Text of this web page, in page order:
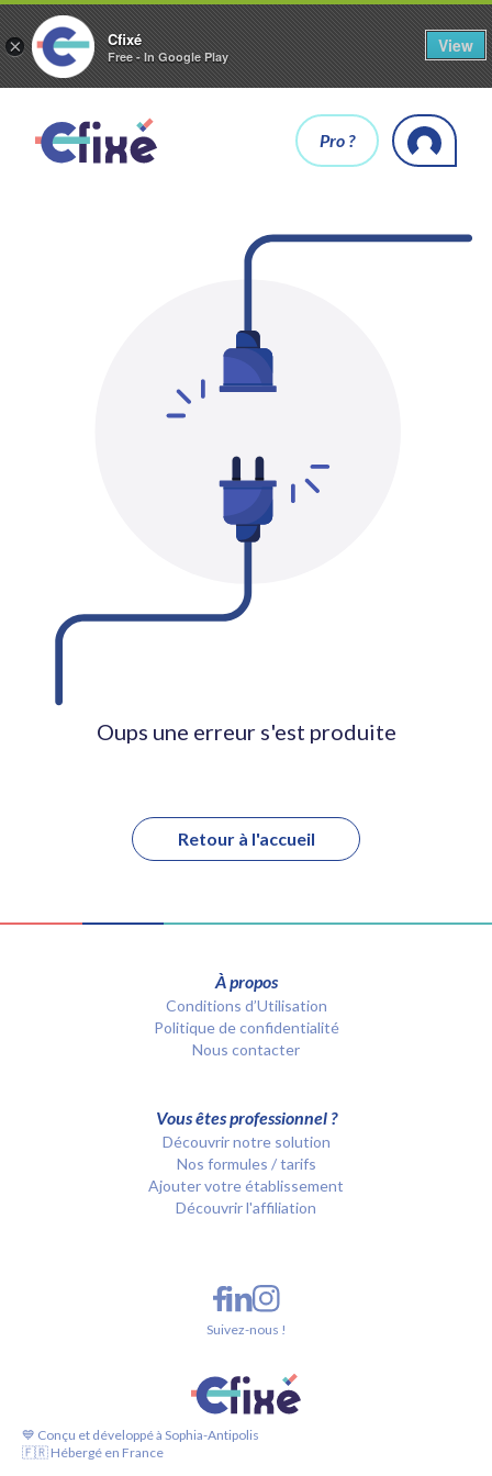
× Cfixé
Free - In Google Play
View
Pro ?
Oups une erreur s'est produite
Retour à l'accueil
À propos
Conditions d’Utilisation
Politique de confidentialité
Nous contacter
Vous êtes professionnel ?
Découvrir notre solution
Nos formules / tarifs
Ajouter votre établissement
Découvrir l'affiliation
💙 Conçu et développé à Sophia-Antipolis
🇫🇷 Hébergé en France
Suivez-nous !